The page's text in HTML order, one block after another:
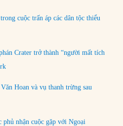
cuộc trấn áp các dân tộc thiểu
Crater trở thành “người mất tích
Hoan và vụ thanh trừng sau
phủ nhận cuộc gặp với Ngoại